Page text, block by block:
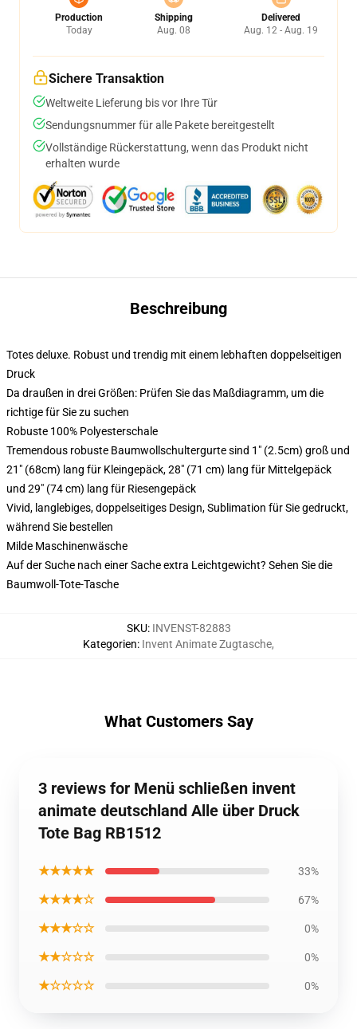
Production
Today
Shipping
Aug. 08
Delivered
Aug. 12 - Aug. 19
Sichere Transaktion
Weltweite Lieferung bis vor Ihre Tür
Sendungsnummer für alle Pakete bereitgestellt
Vollständige Rückerstattung, wenn das Produkt nicht
erhalten wurde
Beschreibung
Totes deluxe. Robust und trendig mit einem lebhaften doppelseitigen
Druck
Da draußen in drei Größen: Prüfen Sie das Maßdiagramm, um die
richtige für Sie zu suchen
Robuste 100% Polyesterschale
Tremendous robuste Baumwollschultergurte sind 1" (2.5cm) groß und
21" (68cm) lang für Kleingepäck, 28" (71 cm) lang für Mittelgepäck
und 29" (74 cm) lang für Riesengepäck
Vivid, langlebiges, doppelseitiges Design, Sublimation für Sie gedruckt,
während Sie bestellen
Milde Maschinenwäsche
Auf der Suche nach einer Sache extra Leichtgewicht? Sehen Sie die
Baumwoll-Tote-Tasche
SKU: INVENST-82883
Kategorien: Invent Animate Zugtasche,
What Customers Say
3 reviews for Menü schließen invent
animate deutschland Alle über Druck
Tote Bag RB1512
★★★★★ 33%
★★★★☆ 67%
★★★☆☆ 0%
★★☆☆☆ 0%
★☆☆☆☆ 0%